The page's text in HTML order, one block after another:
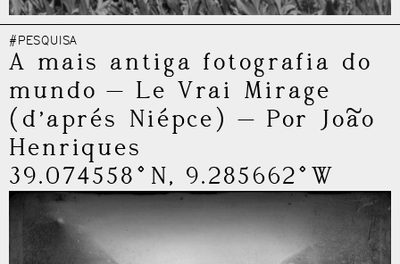
#PESQUISA
A mais antiga fotografia do
mundo — Le Vrai Mirage
(d’aprés Niépce) — Por João
Henriques
39.074558°N, 9.285662°W